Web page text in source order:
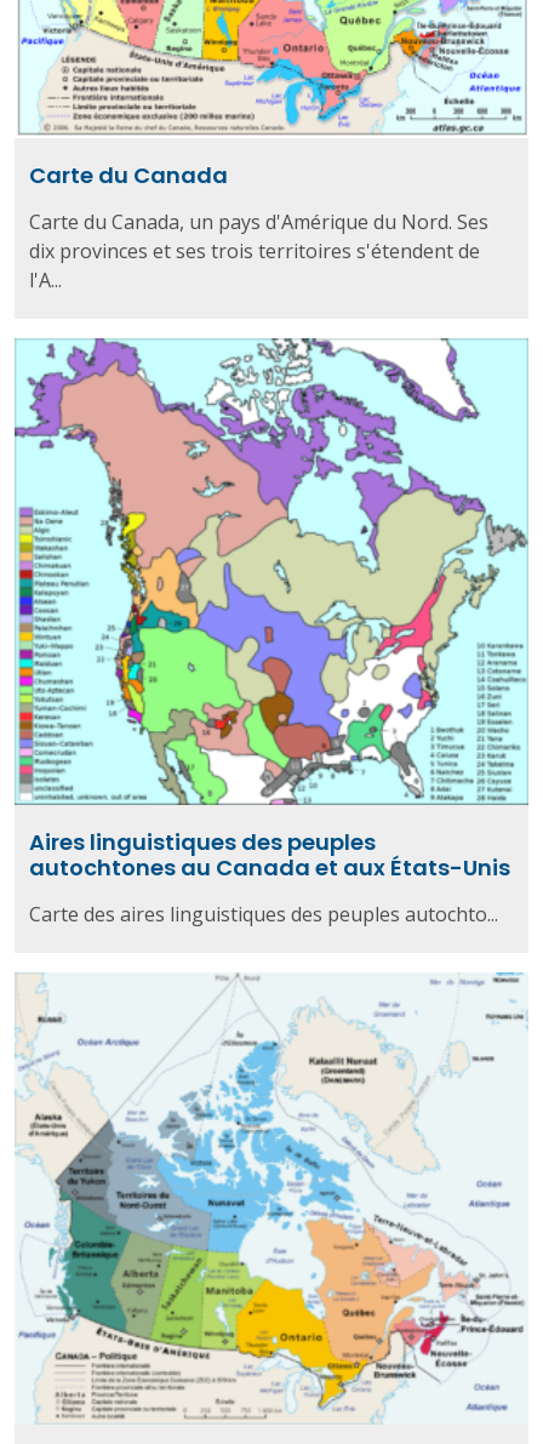
Carte du Canada
Carte du Canada, un pays d'Amérique du Nord. Ses
dix provinces et ses trois territoires s'étendent de
l'A...
Aires linguistiques des peuples
autochtones au Canada et aux États-Unis
Carte des aires linguistiques des peuples autochto...